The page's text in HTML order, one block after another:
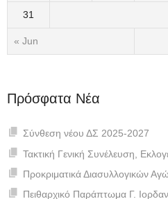
« Jun
31
Πρόσφατα Νέα
Σύνθεση νέου ΔΣ 2025-2027
Τακτική Γενική Συνέλευση,
Προκριματικά Διασυλλογικών
Πειθαρχικό Παράπτωμα Γ.